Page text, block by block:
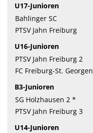
U17-Junioren
Bahlinger SC
PTSV Jahn Freiburg
U16-Junioren
PTSV Jahn Freiburg 2
FC Freiburg-St. Georgen
B3-Junioren
SG Holzhausen 2 *
PTSV Jahn Freiburg 3
U14-Junioren